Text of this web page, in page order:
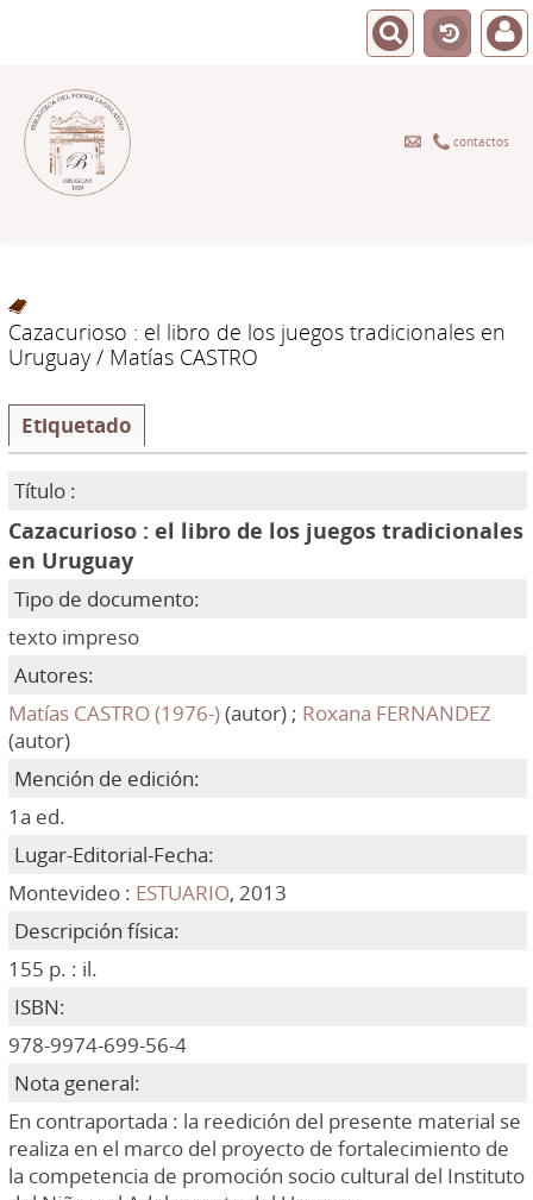
contactos
Cazacurioso : el libro de los juegos tradicionales en
Uruguay/ Matías CASTRO
Etiquetado
Título :
Cazacurioso : el libro de los juegos tradicionales
en Uruguay
Tipo de documento:
texto impreso
Autores:
Matías CASTRO (1976-)(autor) ; Roxana FERNANDEZ
(autor)
Mención de edición:
1a ed.
Lugar-Editorial-Fecha:
Montevideo : ESTUARIO, 2013
Descripción física:
155 p. : il.
ISBN:
978-9974-699-56-4
Nota general:
En contraportada : la reedición del presente material se
realiza en el marco del proyecto de fortalecimiento de
la competencia de promoción socio cultural del Instituto